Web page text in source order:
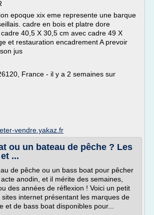
epoque xix eme represente une barque
cadre en bois et platre dore
40,5 X 30,5 cm avec cadre 49 X
et restauration encadrement A prevoir
jus
France - il y a 2 semaines sur
vendre.yakaz.fr
ou un bateau de pêche ? Les
...
de pêche ou un bass boat pour pêcher
anodin, et il mérite des semaines,
des années de réflexion ! Voici un petit
sites internet présentant les marques de
et de bass boat disponibles pour...